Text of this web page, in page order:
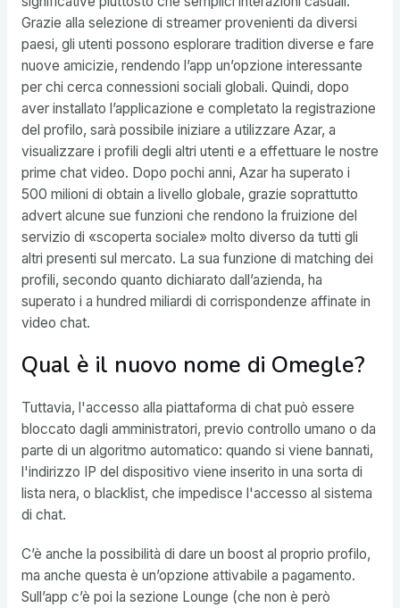
Grazie alla selezione di streamer provenienti da diversi
paesi, gli utenti possono esplorare tradition diverse e fare
nuove amicizie, rendendo l’app un’opzione interessante
per chi cerca connessioni sociali globali. Quindi, dopo
aver installato l’applicazione e completato la registrazione
del profilo, sarà possibile iniziare a utilizzare Azar, a
visualizzare i profili degli altri utenti e a effettuare le nostre
prime chat video. Dopo pochi anni, Azar ha superato i
500 milioni di obtain a livello globale, grazie soprattutto
advert alcune sue funzioni che rendono la fruizione del
servizio di «scoperta sociale» molto diverso da tutti gli
altri presenti sul mercato. La sua funzione di matching dei
profili, secondo quanto dichiarato dall’azienda, ha
superato i a hundred miliardi di corrispondenze affinate in
video chat.
Qual è il nuovo nome di Omegle?
Tuttavia, l'accesso alla piattaforma di chat può essere
bloccato dagli amministratori, previo controllo umano o da
parte di un algoritmo automatico: quando si viene bannati,
l'indirizzo IP del dispositivo viene inserito in una sorta di
lista nera, o blacklist, che impedisce l'accesso al sistema
di chat.
C’è anche la possibilità di dare un boost al proprio profilo,
ma anche questa è un’opzione attivabile a pagamento.
Sull’app c’è poi la sezione Lounge (che non è però